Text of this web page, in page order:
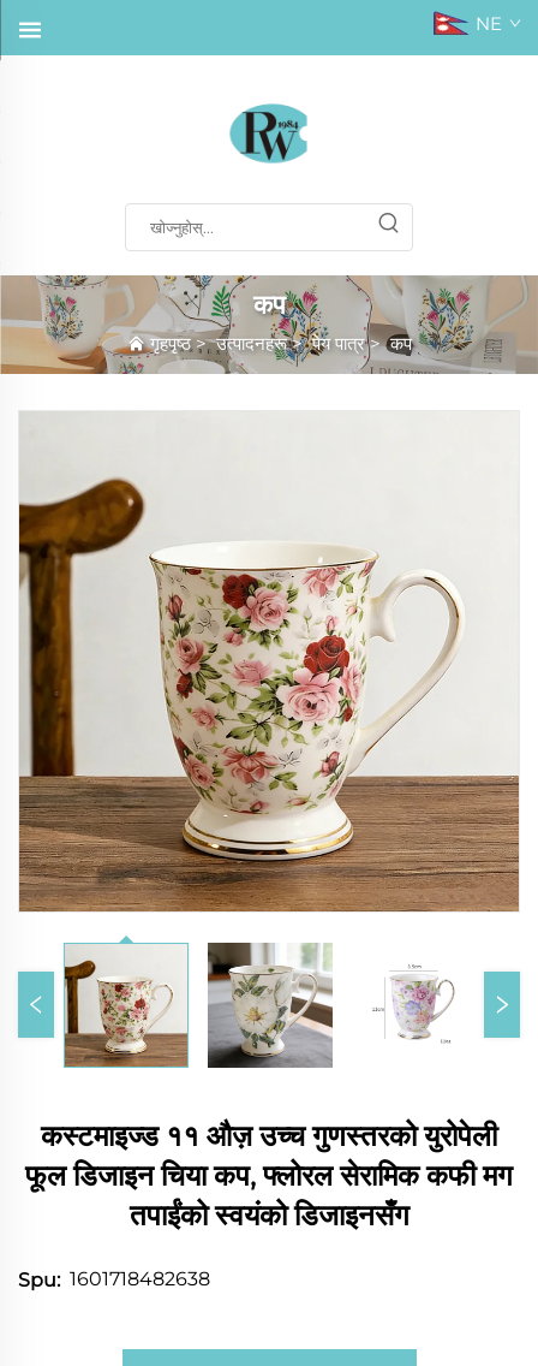
NE
कप
गृहपृष्ठ>उत्पादनहरू>पेय पात्र>कप
कस्टमाइज्ड ११ औज़ उच्च गुणस्तरको युरोपेली
फूल डिजाइन चिया कप, फ्लोरल सेरामिक कफी मग
तपाईंको स्वयंको डिजाइनसँग
Spu: 1601718482638